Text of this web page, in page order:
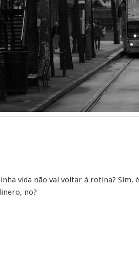
vida não vai voltar à rotina? Sim,
no?